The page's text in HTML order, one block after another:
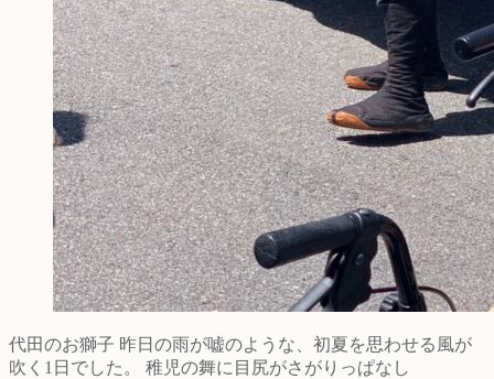
代田のお獅子 昨日の雨が嘘のような、初夏を思わせる風が
吹く1日でした。 稚児の舞に目尻がさがりっぱなし